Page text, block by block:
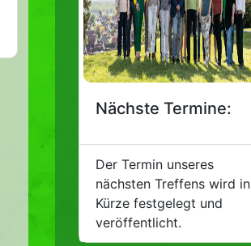
Nächste Termine:
Der Termin unseres
nächsten Treffens wird in
Kürze festgelegt und
veröffentlicht.